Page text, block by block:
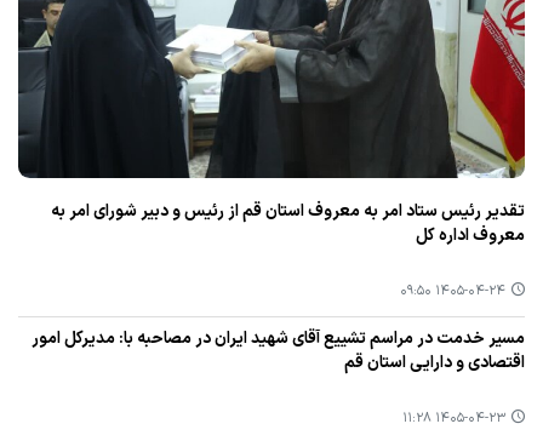
تقدیر رئیس ستاد امر به معروف استان قم از رئیس و دبیر شورای امر به
معروف اداره کل
۱۴۰۵-۰۴-۲۴ ۰۹:۵۰
مسیر خدمت در مراسم تشییع آقای شهید ایران در مصاحبه با: مدیرکل امور
اقتصادی و دارایی استان قم
۱۴۰۵-۰۴-۲۳ ۱۱:۲۸